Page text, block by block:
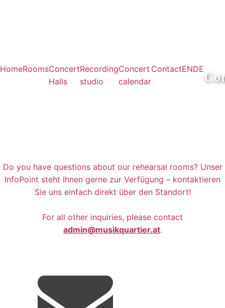
HomeRoomsConcert
Halls
Recording
studio
Concert
calendar
ContactENDE
Do you have questions about our rehearsal rooms? Unser
InfoPoint steht Ihnen gerne zur Verfügung – kontaktieren
Sie uns einfach direkt über den Standort!
For all other inquiries, please contact
admin@musikquartier.at.